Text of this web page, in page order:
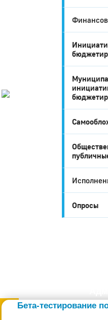
+7 (34141) 21-300
Бета-тестирование
Опросы